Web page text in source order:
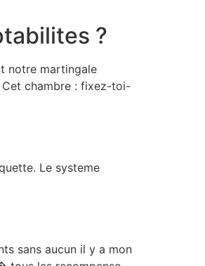
?
notre martingale
chambre : fixez-toi-
Le systeme
sans aucun il y a mon